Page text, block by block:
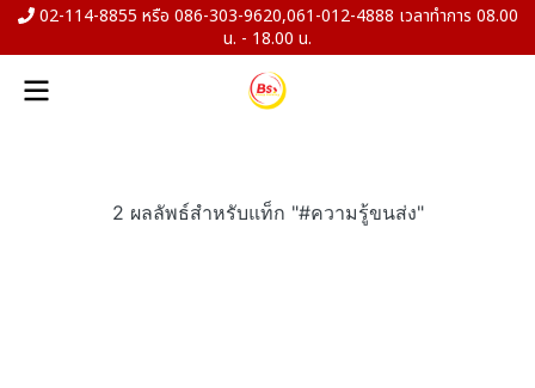
02-114-8855 หรือ 086-303-9620,061-012-4888 เวลาทำการ 08.00
น. - 18.00 น.
2 ผลลัพธ์สำหรับแท็ก "#ความรู้ขนส่ง"